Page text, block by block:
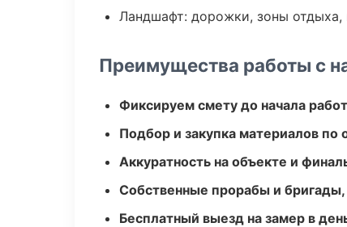
Ландшафт: дорожки, зоны отдыха,
Преимущества работы с
Фиксируем смету до начала работ
Подбор и закупка материалов
Аккуратность на объекте и
Собственные прорабы и
Бесплатный выезд на замер в